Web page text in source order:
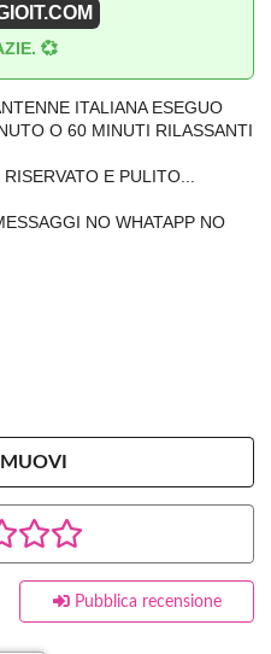
💞
ITALIANA ESEGUO
O 60 MINUTI RILASSANTI
E PULITO...
NO WHATAPP NO
Pubblica recensione